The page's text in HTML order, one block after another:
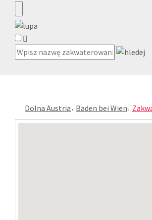
Dolna Austria Baden bei Wien